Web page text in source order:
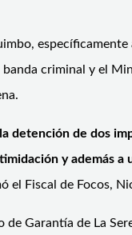
criminal y el
detención de dos
y además a
el Fiscal de Focos,
Garantía de La